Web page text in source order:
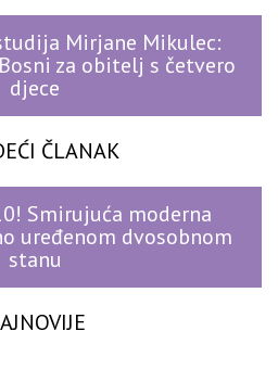
Mirjane Mikulec:
za obitelj s četvero
djece
ČLANAK
Smirujuća moderna
uređenom dvosobnom
stanu